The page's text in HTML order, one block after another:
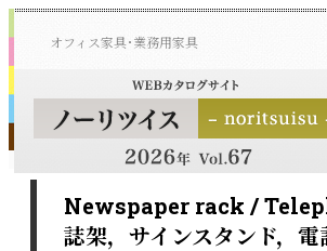
オフィス家具･業務用家具
Newspaper rack /
誌架，サインスタンド，電